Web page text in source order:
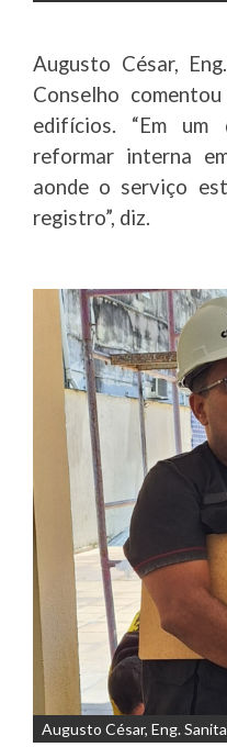
Augusto César,
Conselho
edifícios. “Em um
reformar interna
aonde o serviço
registro”, diz.
Augusto César, Eng.